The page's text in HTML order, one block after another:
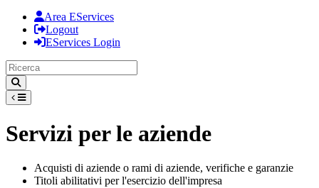
Area EServices
Logout
EServices Login
Servizi per le aziende
Acquisti di aziende o rami di aziende, verifiche e garanzie
Titoli abilitativi per l'esercizio dell'impresa